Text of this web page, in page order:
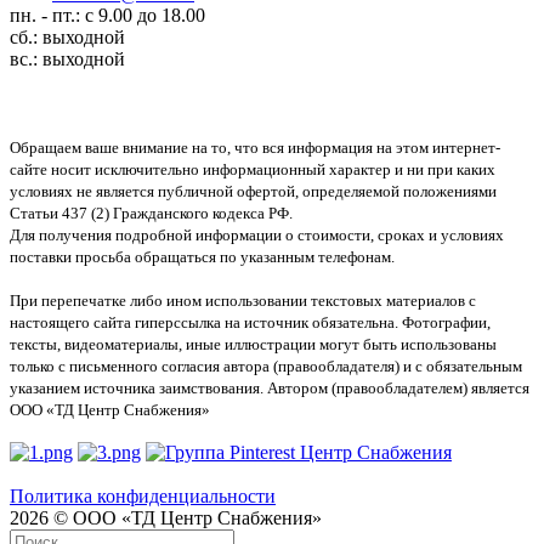
пн. - пт.: с 9.00 до 18.00
сб.: выходной
вс.: выходной
Обращаем ваше внимание на то, что вся информация на этом интернет-
сайте носит исключительно информационный характер и ни при каких
условиях не является публичной офертой, определяемой положениями
Статьи 437 (2) Гражданского кодекса РФ.
Для получения подробной информации о стоимости, сроках и условиях
поставки просьба обращаться по указанным телефонам.
При перепечатке либо ином использовании текстовых материалов с
настоящего сайта гиперссылка на источник обязательна. Фотографии,
тексты, видеоматериалы, иные иллюстрации могут быть использованы
только с письменного согласия автора (правообладателя) и с обязательным
указанием источника заимствования. Автором (правообладателем) является
ООО «ТД Центр Снабжения»
Политика конфиденциальности
2026 © ООО «ТД Центр Снабжения»